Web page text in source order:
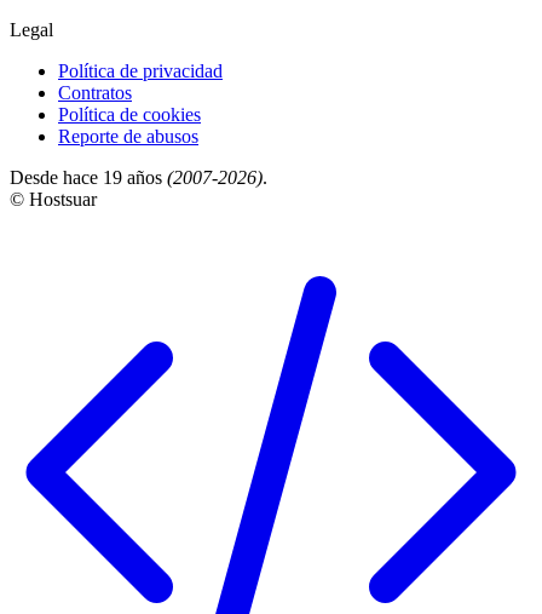
Legal
Política de privacidad
Contratos
Política de cookies
Reporte de abusos
Desde hace 19 años (2007-2026).
© Hostsuar